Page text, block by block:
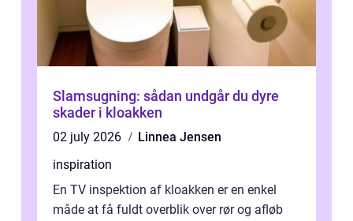
Slamsugning: sådan undgår du dyre
skader i kloakken
02 july 2026
Linnea Jensen
inspiration
En TV inspektion af kloakken er en enkel
måde at få fuldt overblik over rør og afløb